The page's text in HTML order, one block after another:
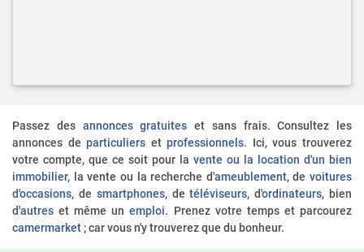
Passez des annonces gratuites et sans frais. Consultez les
annonces departiculiers etprofessionnels. Ici, vous trouverez
votre compte, que ce soit pour la vente ou la location d'un bien
immobilier, la vente ou la recherche d'ameublement, de voitures
d'occasions, de smartphones, detéléviseurs, d'ordinateurs, bien
d'autres et même unemploi. Prenez votre temps et parcourez
camermarket ; car vous n'y trouverez que du bonheur.